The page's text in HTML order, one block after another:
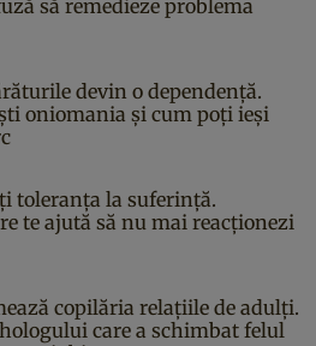
să remedieze problema
devin o dependență.
oniomania și cum poți ieși
toleranța la suferință.
te ajută să nu mai reacționezi
copilăria relațiile de adulți.
care a schimbat felul